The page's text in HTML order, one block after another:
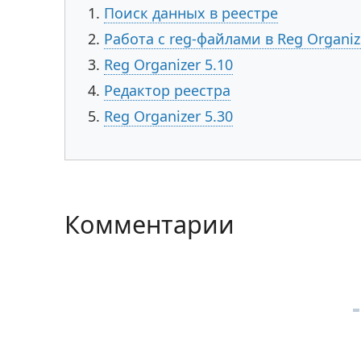
Поиск данных в реестре
Работа с reg-файлами в Reg
Reg Organizer 5.10
Редактор реестра
Reg Organizer 5.30
Комментарии